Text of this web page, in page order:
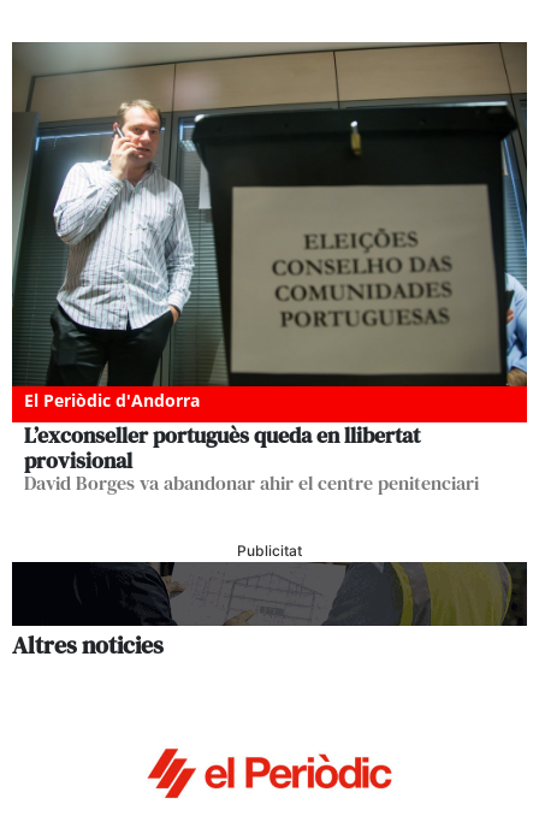
El Periòdic d'Andorra
L’exconseller portuguès queda en llibertat
provisional
David Borges va abandonar ahir el centre penitenciari
Publicitat
Altres noticies